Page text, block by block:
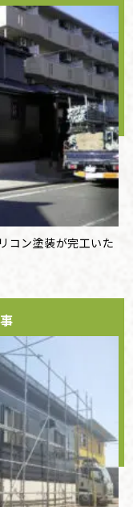
コン塗装が完工いた